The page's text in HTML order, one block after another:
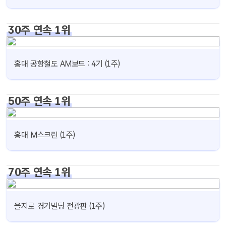
30주 연속 1위
홍대 공항철도 AM보드 : 4기 (1주)
50주 연속 1위
홍대 M스크린 (1주)
70주 연속 1위
을지로 경기빌딩 전광판 (1주)